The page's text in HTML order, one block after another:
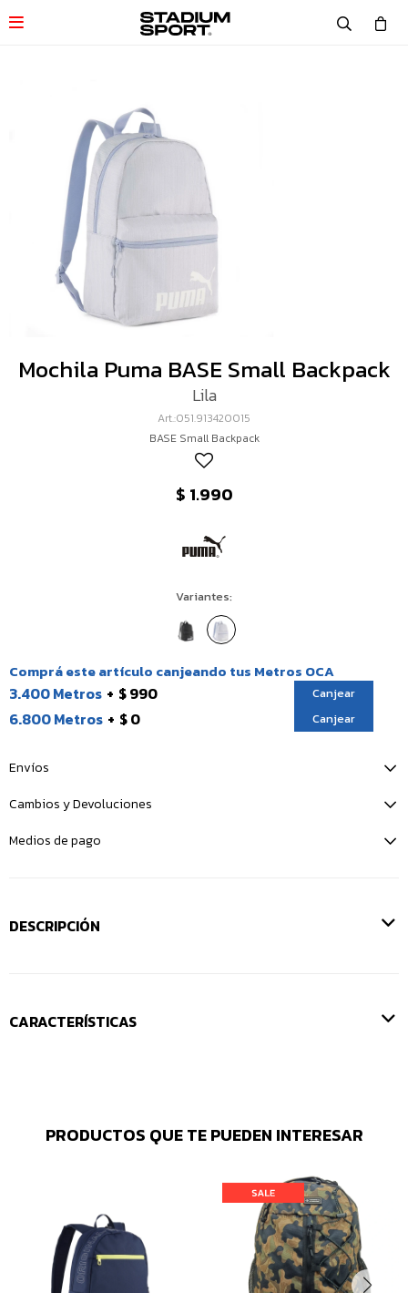

Mochila Puma BASE Small Backpack
Lila
051.913420015
BASE Small Backpack
$ 1.990
Variantes:
Comprá este artículo canjeando tus Metros OCA
3.400 Metros $ 990 Canjear
6.800 Metros $ 0 Canjear
Envíos
Cambios y Devoluciones
Medios de pago
DESCRIPCIÓN
CARACTERÍSTICAS
PRODUCTOS QUE TE PUEDEN INTERESAR